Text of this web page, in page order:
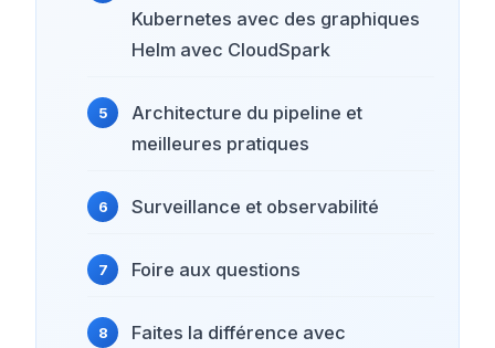
Kubernetes avec des graphiques
Helm avec CloudSpark
Architecture du pipeline et
meilleures pratiques
Surveillance et observabilité
Foire aux questions
Faites la différence avec